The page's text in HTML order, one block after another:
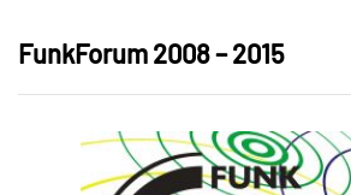
FunkForum 2008 – 2015